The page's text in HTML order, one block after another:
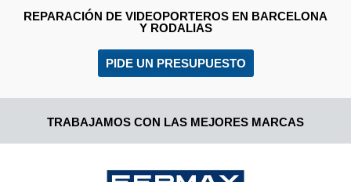
REPARACIÓN DE VIDEOPORTEROS EN BARCELONA
Y RODALIAS
PIDE UN PRESUPUESTO
TRABAJAMOS CON LAS MEJORES MARCAS